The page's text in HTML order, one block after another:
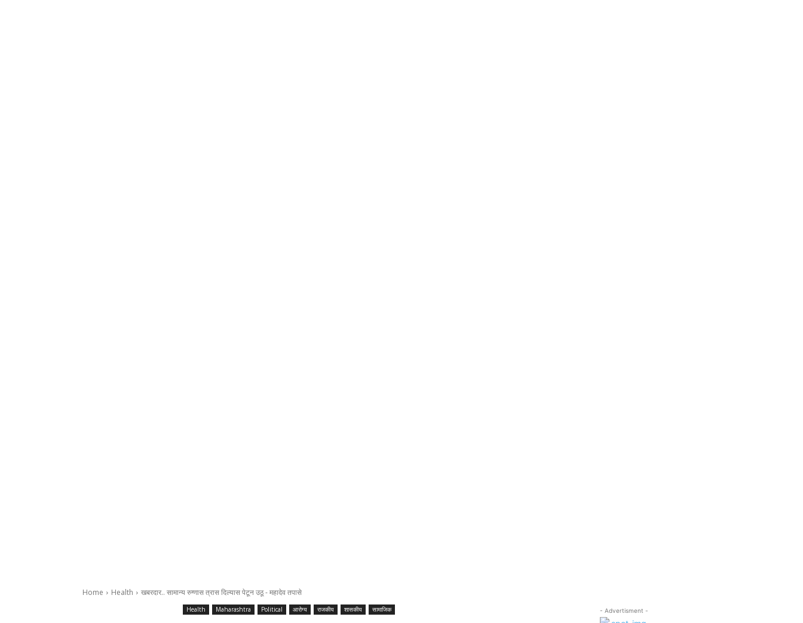
Home Health खबरदार.. सामान्य रुग्णास त्रास दिल्यास पेटून उठू - महादेव तपासे
Health Maharashtra Political आरोग्य राजकीय शासकीय सामाजिक - Advertisment -